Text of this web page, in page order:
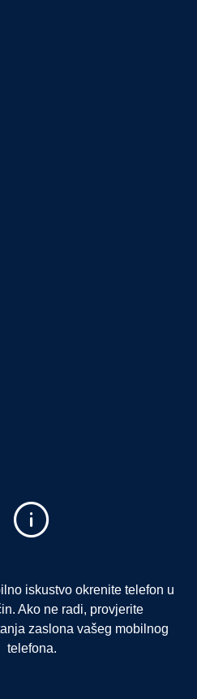
iskustvo okrenite telefon u
Ako ne radi, provjerite
zaslona vašeg mobilnog
telefona.